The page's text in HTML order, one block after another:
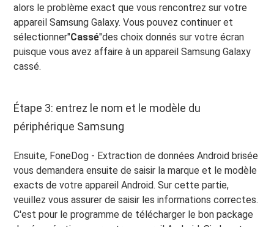
alors le problème exact que vous rencontrez sur votre
appareil Samsung Galaxy. Vous pouvez continuer et
sélectionner"Cassé"des choix donnés sur votre écran
puisque vous avez affaire à un appareil Samsung Galaxy
cassé.
Étape 3: entrez le nom et le modèle du
périphérique Samsung
Ensuite, FoneDog - Extraction de données Android brisée
vous demandera ensuite de saisir la marque et le modèle
exacts de votre appareil Android. Sur cette partie,
veuillez vous assurer de saisir les informations correctes.
C'est pour le programme de télécharger le bon package